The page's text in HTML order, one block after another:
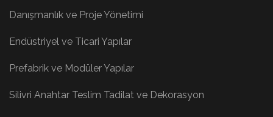
Danışmanlık ve Proje Yönetimi
Endüstriyel ve Ticari Yapılar
Prefabrik ve Modüler Yapılar
Silivri Anahtar Teslim Tadilat ve Dekorasyon